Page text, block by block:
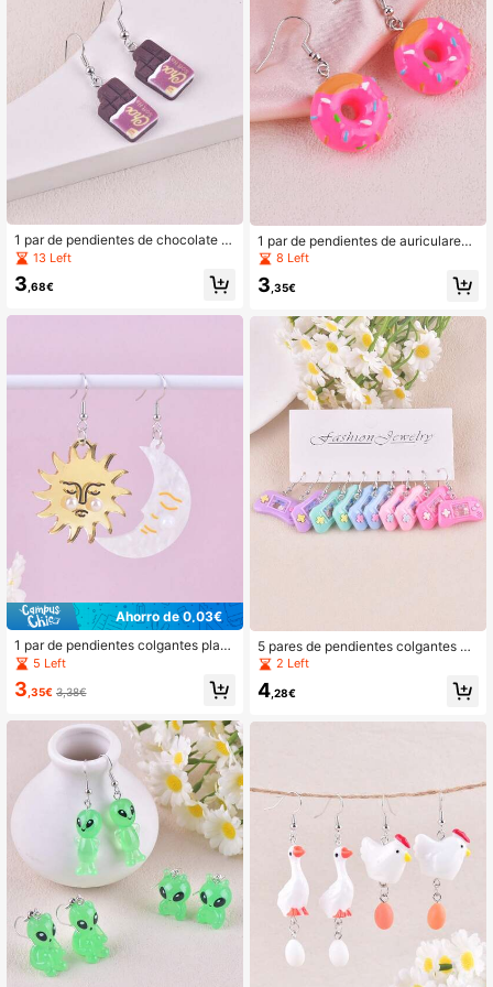
1 par de pendientes de chocolate fa
lso, decoración de joyería para fiest
as
13 Left
3,68€
Ahorro de 0,03€
1 par de pendientes colgantes plan
os en forma de sol y luna, joyería de
fiesta como regalo para mujeres
5 Left
3,35€ 3,38€
1 par de pendientes de auriculares
de moda para mujeres, joyería deco
8 Left
3 ,35€
5 pares de pendientes colgantes de
consola de juegos de moda, joyería
2 Left
4 ,28€